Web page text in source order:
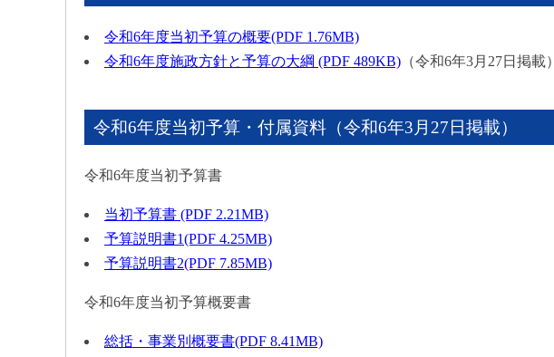
令和6年度当初予算の概要(PDF 1.76MB)
令和6年度施政方針と予算の大綱 (PDF 489KB) （令和6年3月27日掲載）
令和6年度当初予算・付属資料（令和6年3月27日掲載）
令和6年度当初予算書
当初予算書 (PDF 2.21MB)
予算説明書1(PDF 4.25MB)
予算説明書2(PDF 7.85MB)
令和6年度当初予算概要書
総括・事業別概要書(PDF 8.41MB)